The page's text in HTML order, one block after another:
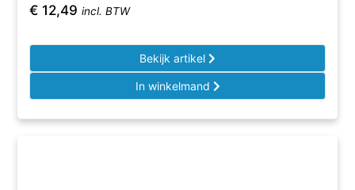
€ 12,49 incl. BTW
Bekijk artikel
In winkelmand